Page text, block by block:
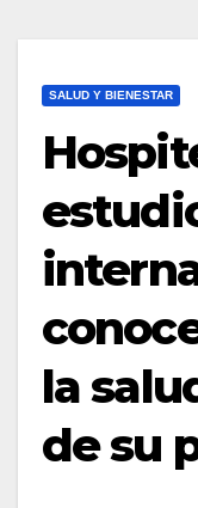
SALUD Y BIENESTAR
la
de su